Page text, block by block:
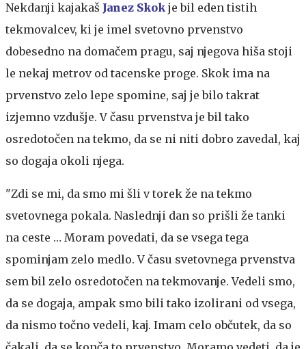
Nekdanji kajakaš Janez Skok je bil eden tistih
tekmovalcev, ki je imel svetovno prvenstvo
dobesedno na domačem pragu, saj njegova hiša stoji
le nekaj metrov od tacenske proge. Skok ima na
prvenstvo zelo lepe spomine, saj je bilo takrat
izjemno vzdušje. V času prvenstva je bil tako
osredotočen na tekmo, da se ni niti dobro zavedal, kaj
so dogaja okoli njega.
"Zdi se mi, da smo mi šli v torek že na tekmo
svetovnega pokala. Naslednji dan so prišli že tanki
na ceste … Moram povedati, da se vsega tega
spominjam zelo medlo. V času svetovnega prvenstva
sem bil zelo osredotočen na tekmovanje. Vedeli smo,
da se dogaja, ampak smo bili tako izolirani od vsega,
da nismo točno vedeli, kaj. Imam celo občutek, da so